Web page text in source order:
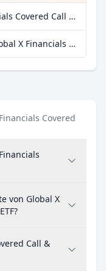
Mehr Daten zu Global X Financials Covered Call & Growth ETF bei extraETF
Mehr Fundamentaldaten zu Global X Financials Covered Call & Growth ETF bei Parqet
Covered
von Global X
Call &